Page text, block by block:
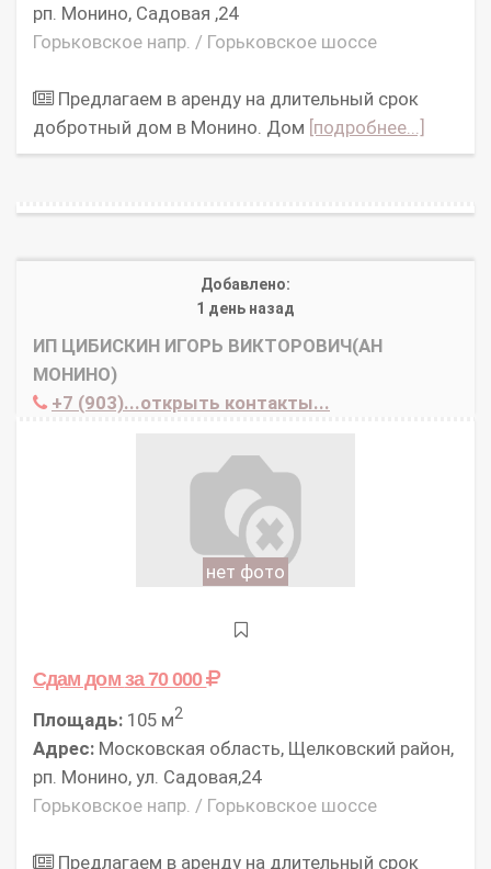
рп. Монино, Садовая ,24
Горьковское напр. / Горьковское шоссе
Предлагаем в аренду на длительный срок
добротный дом в Монино. Дом [подробнее...]
Добавлено:
1 день назад
ИП ЦИБИСКИН ИГОРЬ ВИКТОРОВИЧ(АН
МОНИНО)
+7 (903)...открыть контакты...
нет фото
Сдам домза 70 000
Площадь: 105 м2
Адрес: Московская область, Щелковский район,
рп. Монино, ул. Садовая,24
Горьковское напр. / Горьковское шоссе
Предлагаем в аренду на длительный срок